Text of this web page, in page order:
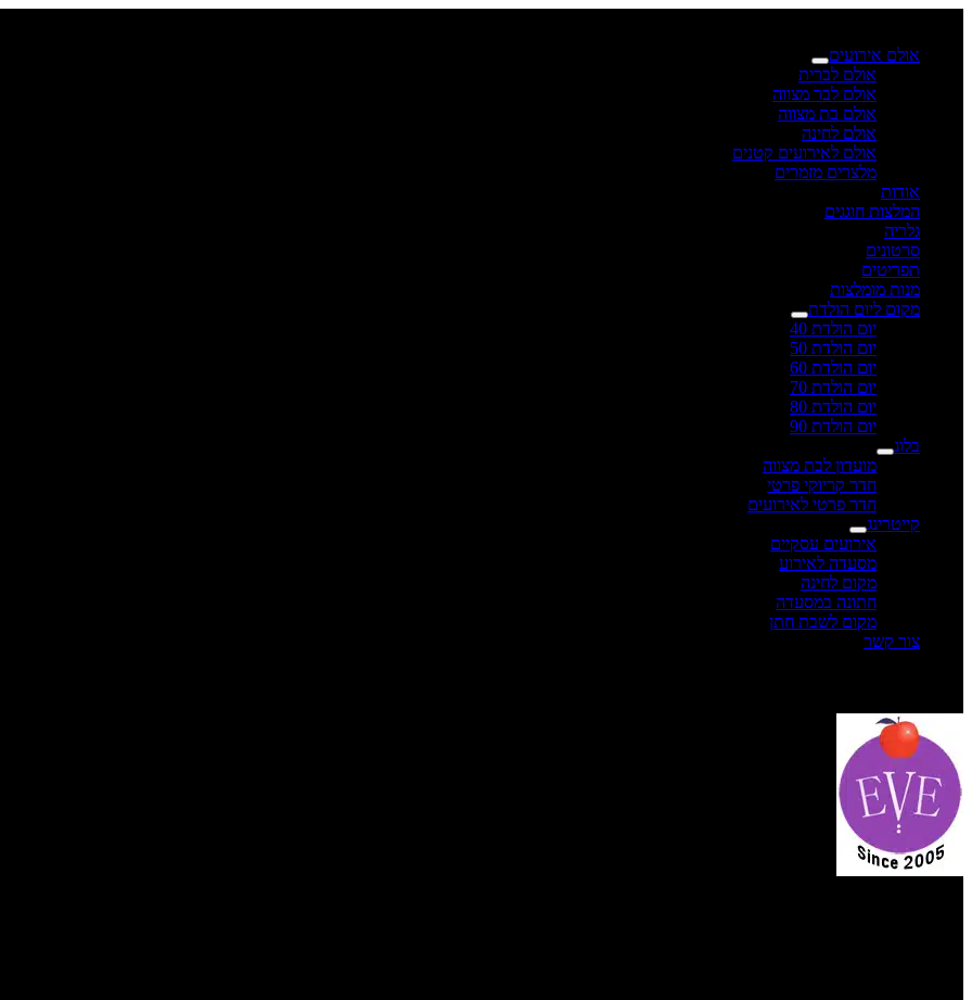
אולם אירועים
אולם לברית
אולם לבר מצווה
אולם בת מצווה
אולם לחינה
אולם לאירועים קטנים
מלצרים מזמרים
אודות
המלצות חוגגים
גלריה
סרטונים
תפריטים
מנות מומלצות
מקום ליום הולדת
יום הולדת 40
יום הולדת 50
יום הולדת 60
יום הולדת 70
יום הולדת 80
יום הולדת 90
בלוג
מועדון לבת מצווה
חדר קריוקי פרטי
חדר פרטי לאירועים
קייטרינג
אירועים עסקיים
מסעדה לאירוע
מקום לחינה
חתונה במסעדה
מקום לשבת חתן
צור קשר